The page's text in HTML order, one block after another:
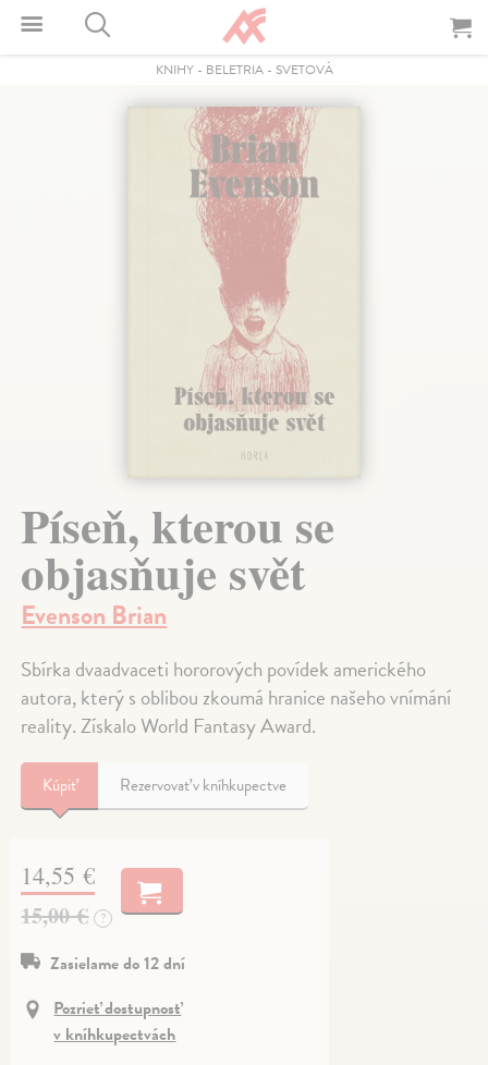
KNIHY- BELETRIA- SVETOVÁ
Píseň, kterou se
objasňuje svět
Evenson Brian
Sbírka dvaadvaceti hororových povídek amerického
autora, který s oblibou zkoumá hranice našeho vnímání
reality. Získalo World Fantasy Award.
Kúpiť Rezervovať v kníhkupectve
14,55 €
15,00 € ?
Zasielame do 12 dní
Pozrieť dostupnosť
v kníhkupectvách